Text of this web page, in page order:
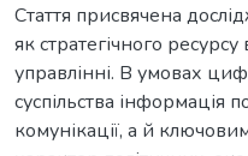
Стаття присвячена
як стратегічного
управлінні. В умовах
суспільства інформація
комунікації, а й